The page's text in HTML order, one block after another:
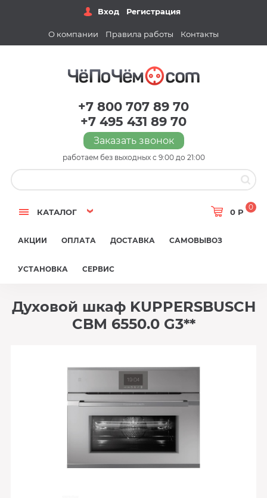
Вход Регистрация
О компании Правила работы Контакты
+7 800 707 89 70
+7 495 431 89 70
Заказать звонок
работаем без выходных с 9:00 до 21:00
КАТАЛОГ 0 Р
0
АКЦИИ ОПЛАТА ДОСТАВКА САМОВЫВОЗ
УСТАНОВКА СЕРВИС
Духовой шкаф KUPPERSBUSCH
CBM 6550.0 G3**